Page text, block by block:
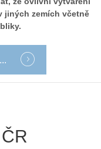
jiných zemích včetně